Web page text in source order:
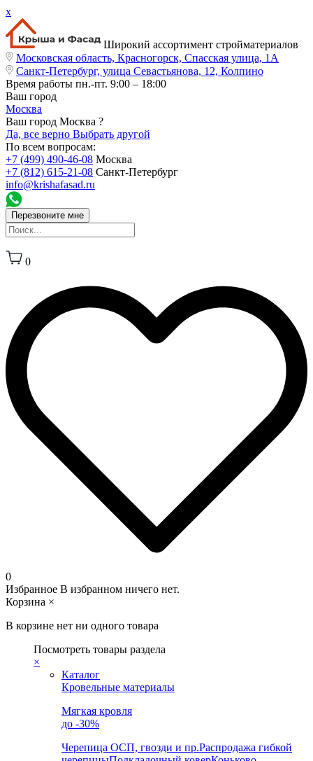
x
Широкий ассортимент стройматериалов
Московская область, Красногорск, Спасская улица, 1А
Санкт-Петербург, улица Севастьянова, 12, Колпино
Время работы пн.-пт. 9:00 – 18:00
Ваш город
Москва
Ваш город Москва ?
Да, все верно Выбрать другой
По всем вопросам:
+7 (499) 490-46-08 Москва
+7 (812) 615-21-08 Санкт-Петербург
info@krishafasad.ru
Перезвоните мне
0
0
Избранное В избранном ничего нет.
Корзина ×
В корзине нет ни одного товара
Посмотреть товары раздела
×
Каталог
Кровельные материалы
Мягкая кровля
до -30%
Черепица ОСП, гвозди и пр.Распродажа гибкой